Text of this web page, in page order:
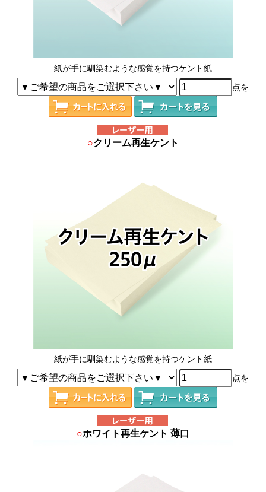
紙が手に馴染むような感覚を持つケント紙
点を
○クリーム再生ケント
紙が手に馴染むような感覚を持つケント紙
点を
○ホワイト再生ケント 薄口